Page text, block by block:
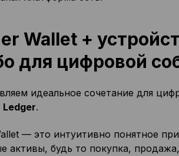
Wallet +
для цифровой
идеальное сочетание для
Ledger.
— это интуитивно понятное
активы, будь то покупка,